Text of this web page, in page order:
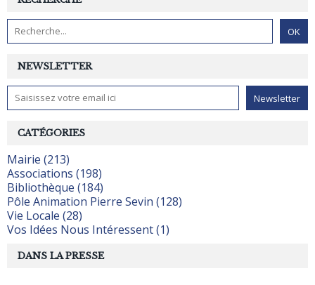
NEWSLETTER
CATÉGORIES
Mairie (213)
Associations (198)
Bibliothèque (184)
Pôle Animation Pierre Sevin (128)
Vie Locale (28)
Vos Idées Nous Intéressent (1)
DANS LA PRESSE